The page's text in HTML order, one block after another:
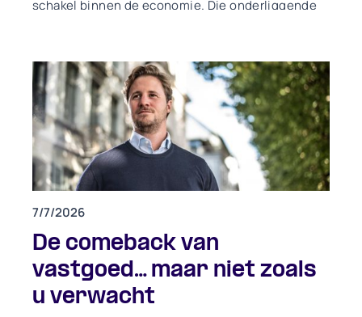
schakel binnen de economie. Die onderliggende
eenvoudig te waarderen. In tegenstelling tot veel
financiële producten bestaan er voldoende
referentiepunten om de waarde van een pand
objectief te benaderen. Verkoopprijzen van
vergelijkbare gebouwen, locatie, bestemming en
staat van onderhoud maken het mogelijk om een
onderbouwde inschatting te maken van de
marktwaarde. Net die transparantie verklaart
waarom vastgoed voor veel beleggers nog steeds
vermogen blijft.Met andere woorden: de
eigenschappen die vastgoed jarenlang
aantrekkelijk maakten, zijn grotendeels dezelfde
gebleven. Wat veranderde, is de manier waarop
7/7/2026
De comeback van
vastgoed… maar niet zoals
u verwacht